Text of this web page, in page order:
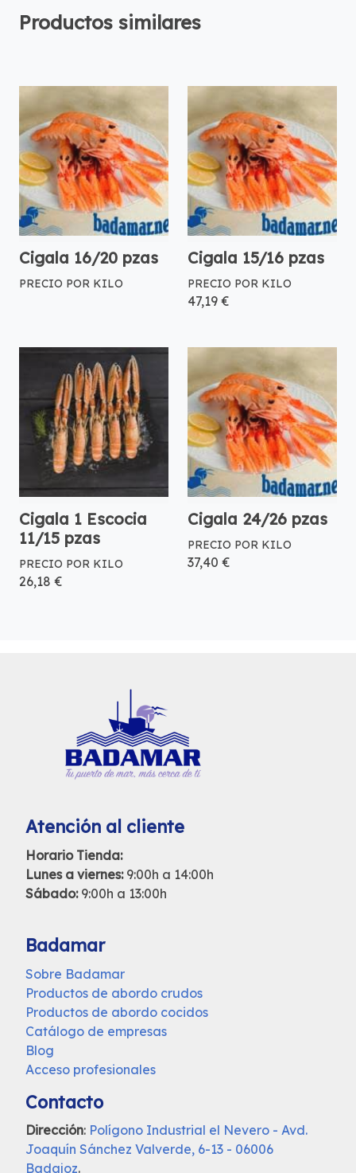
Productos similares
Cigala 16/20 pzas
PRECIO POR KILO
Cigala 15/16 pzas
PRECIO POR KILO
47,19 €
Cigala 1 Escocia
11/15 pzas
PRECIO POR KILO
26,18 €
Cigala 24/26 pzas
PRECIO POR KILO
37,40 €
Atención al cliente
Horario Tienda:
Lunes a viernes:9:00h a 14:00h
Sábado: 9:00h a 13:00h
Badamar
Sobre Badamar
Productos de abordo crudos
Productos de abordo cocidos
Catálogo de empresas
Blog
Acceso profesionales
Contacto
Dirección: Polígono Industrial el Nevero - Avd.
Joaquín Sánchez Valverde, 6-13 - 06006
Badajoz.